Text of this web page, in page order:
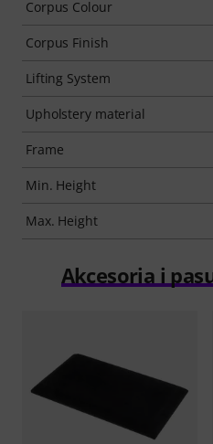
Corpus Colour
Corpus Finish
Lifting System
Upholstery material
Frame
Min. Height
Max. Height
Akcesoria i